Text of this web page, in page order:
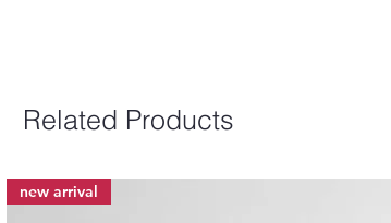
Related Products
new arrival